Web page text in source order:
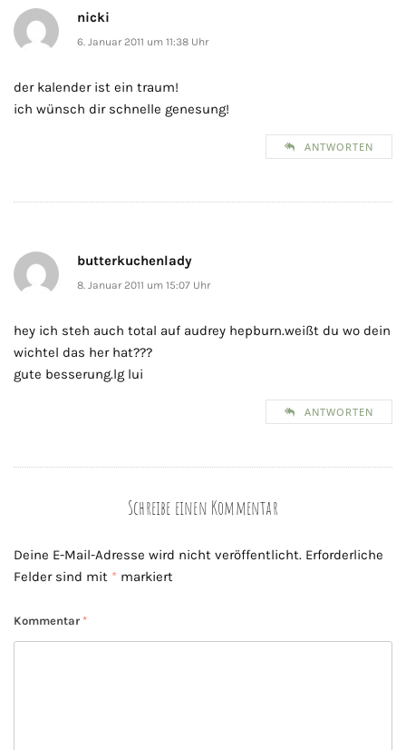
nicki
6. Januar 2011 um 11:38 Uhr
der kalender ist ein traum!
ich wünsch dir schnelle genesung!
ANTWORTEN
butterkuchenlady
8. Januar 2011 um 15:07 Uhr
hey ich steh auch total auf audrey hepburn.weißt du wo dein
wichtel das her hat???
gute besserung.lg lui
ANTWORTEN
Schreibe einen Kommentar
Deine E-Mail-Adresse wird nicht veröffentlicht. Erforderliche
Felder sind mit * markiert
Kommentar *